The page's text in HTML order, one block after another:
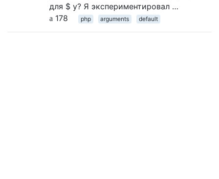
для $ y? Я экспериментировал …
178
php arguments default